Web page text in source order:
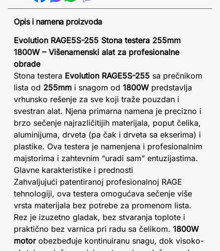
Opis i namena proizvoda
Evolution RAGE5S-255 Stona testera 255mm
1800W – Višenamenski alat za profesionalne
obrade
Stona testera Evolution RAGE5S-255 sa prečnikom
lista od 255mm i snagom od 1800W predstavlja
vrhunsko rešenje za sve koji traže pouzdan i
svestran alat. Njena primarna namena je precizno i
brzo sečenje najrazličitijih materijala, poput čelika,
aluminijuma, drveta (pa čak i drveta sa ekserima) i
plastike. Ova testera je namenjena i profesionalnim
majstorima i zahtevnim “uradi sam” entuzijastima.
Glavne karakteristike i prednosti
Zahvaljujući patentiranoj profesionalnoj RAGE
tehnologiji, ova testera omogućava sečenje više
vrsta materijala bez potrebe za promenom lista.
Rez je izuzetno gladak, bez stvaranja toplote i
praktično bez varnica pri radu sa čelikom. 1800W
motorobezbeđuje kontinuiranu snagu, dok visoko-